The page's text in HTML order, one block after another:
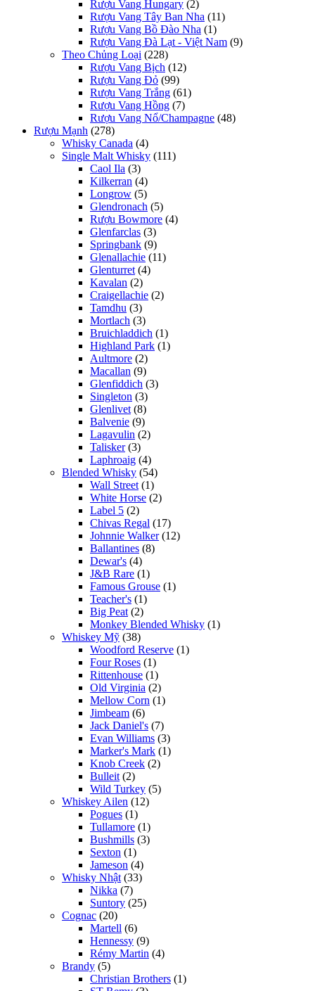
Rượu Vang Hungary (2)
Rượu Vang Tây Ban Nha (11)
Rượu Vang Bồ Đào Nha (1)
Rượu Vang Đà Lạt - Việt Nam (9)
Theo Chủng Loại (228)
Rượu Vang Bịch (12)
Rượu Vang Đỏ (99)
Rượu Vang Trắng (61)
Rượu Vang Hồng (7)
Rượu Vang Nổ/Champagne (48)
Rượu Mạnh (278)
Whisky Canada (4)
Single Malt Whisky (111)
Caol Ila (3)
Kilkerran (4)
Longrow (5)
Glendronach (5)
Rượu Bowmore (4)
Glenfarclas (3)
Springbank (9)
Glenallachie (11)
Glenturret (4)
Kavalan (2)
Craigellachie (2)
Tamdhu (3)
Mortlach (3)
Bruichladdich (1)
Highland Park (1)
Aultmore (2)
Macallan (9)
Glenfiddich (3)
Singleton (3)
Glenlivet (8)
Balvenie (9)
Lagavulin (2)
Talisker (3)
Laphroaig (4)
Blended Whisky (54)
Wall Street (1)
White Horse (2)
Label 5 (2)
Chivas Regal (17)
Johnnie Walker (12)
Ballantines (8)
Dewar's (4)
J&B Rare (1)
Famous Grouse (1)
Teacher's (1)
Big Peat (2)
Monkey Blended Whisky (1)
Whiskey Mỹ (38)
Woodford Reserve (1)
Four Roses (1)
Rittenhouse (1)
Old Virginia (2)
Mellow Corn (1)
Jimbeam (6)
Jack Daniel's (7)
Evan Williams (3)
Marker's Mark (1)
Knob Creek (2)
Bulleit (2)
Wild Turkey (5)
Whiskey Ailen (12)
Pogues (1)
Tullamore (1)
Bushmills (3)
Sexton (1)
Jameson (4)
Whisky Nhật (33)
Nikka (7)
Suntory (25)
Cognac (20)
Martell (6)
Hennessy (9)
Rémy Martin (4)
Brandy (5)
Christian Brothers (1)